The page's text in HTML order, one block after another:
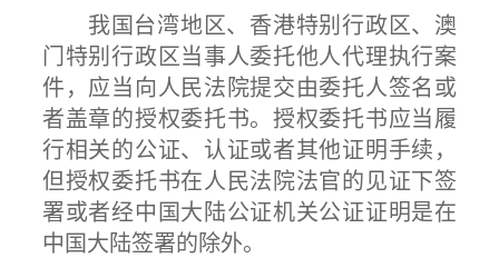
我国台湾地区、香港特别行政区、澳
门特别行政区当事人委托他人代理执行案
件，应当向人民法院提交由委托人签名或
者盖章的授权委托书。授权委托书应当履
行相关的公证、认证或者其他证明手续，
但授权委托书在人民法院法官的见证下签
署或者经中国大陆公证机关公证证明是在
中国大陆签署的除外。